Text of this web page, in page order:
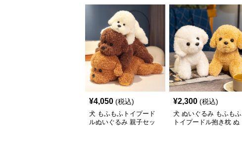
¥4,050 (税込)
犬 もふもふトイプード
ルぬいぐるみ 親子セッ
¥2,300 (税込)
犬 ぬいぐるみ もふもふ
トイプードル抱き枕 ぬ